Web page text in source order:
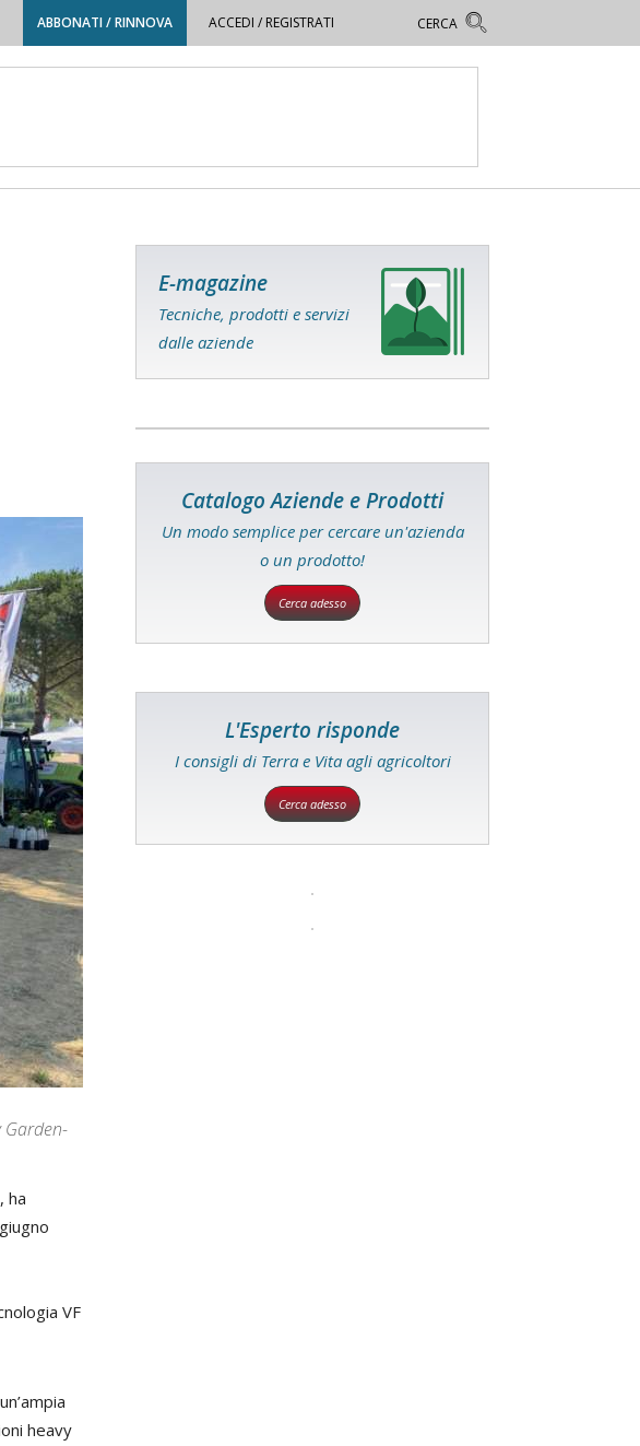
ABBONATI / RINNOVA ACCEDI / REGISTRATI
ha
VF
heavy
E-magazine
Tecniche, prodotti e servizi
dalle aziende
Catalogo Aziende e Prodotti
Un modo semplice per cercare un'azienda
o un prodotto!
Cerca adesso
L'Esperto risponde
I consigli di Terra e Vita agli agricoltori
Cerca adesso